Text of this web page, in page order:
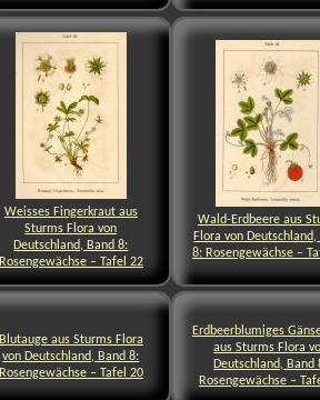
Weisses Fingerkraut aus
Sturms Flora von
Deutschland, Band 8:
Rosengewächse – Tafel 22
Wald-Erdbeere aus
Flora von Deutschland,
8: Rosengewächse –
Blutauge aus Sturms Flora
von Deutschland, Band 8:
Rosengewächse – Tafel 20
Erdbeerblumiges
aus Sturms Flora
Deutschland, Band
Rosengewächse –